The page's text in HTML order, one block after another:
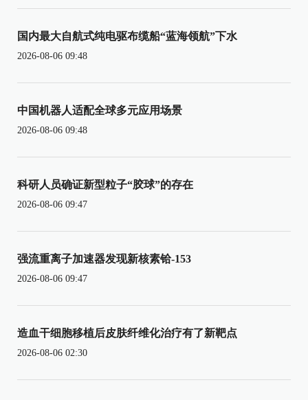
国内最大自航式纯电驱布缆船“蓝海领航”下水
2026-08-06 09:48
中国机器人适配全球多元应用场景
2026-08-06 09:48
科研人员确证新型粒子“胶球”的存在
2026-08-06 09:47
强流重离子加速器发现新核素铪-153
2026-08-06 09:47
造血干细胞移植后皮肤纤维化治疗有了新靶点
2026-08-06 02:30